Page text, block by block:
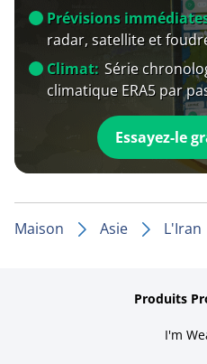
Prévisions
radar, satellite et
Climat: Série
climatique ERA5 par
Essayez-le
Maison Asie L'Iran
Produits
I'm